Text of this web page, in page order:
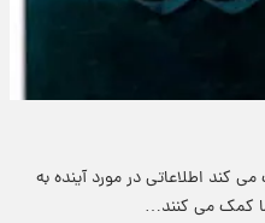
1404 به شما کمک می کند اطلاعاتی در مورد آینده به
کمک می کنند…